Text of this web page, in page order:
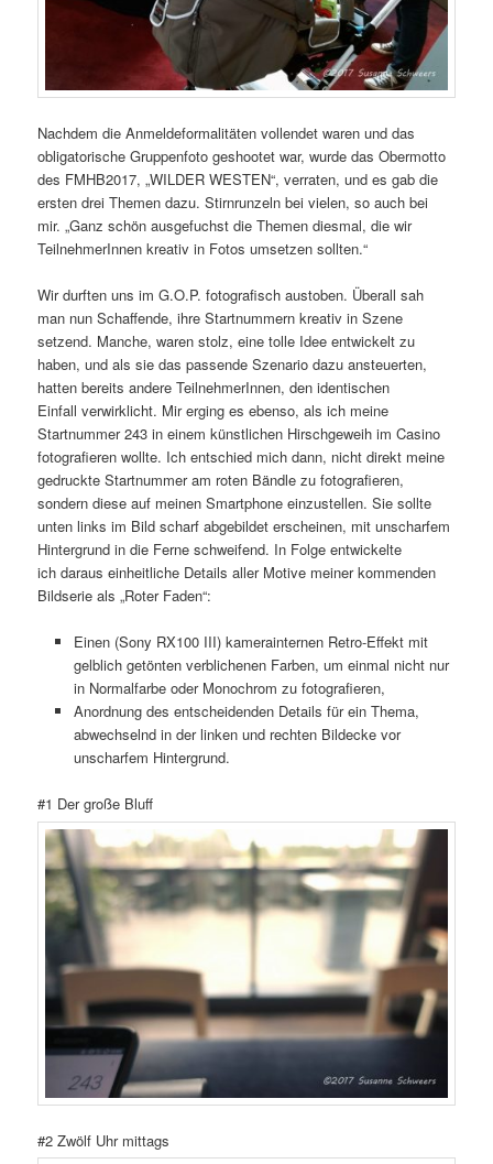
Nachdem die Anmeldeformalitäten vollendet waren und das
obligatorische Gruppenfoto geshootet war, wurde das Obermotto
des FMHB2017, „WILDER WESTEN“, verraten, und es gab die
ersten drei Themen dazu. Stirnrunzeln bei vielen, so auch bei
mir. „Ganz schön ausgefuchst die Themen diesmal, die wir
TeilnehmerInnen kreativ in Fotos umsetzen sollten.“
Wir durften uns im G.O.P. fotografisch austoben. Überall sah
man nun Schaffende, ihre Startnummern kreativ in Szene
setzend. Manche, waren stolz, eine tolle Idee entwickelt zu
haben, und als sie das passende Szenario dazu ansteuerten,
hatten bereits andere TeilnehmerInnen, den identischen
Einfall verwirklicht. Mir erging es ebenso, als ich meine
Startnummer 243 in einem künstlichen Hirschgeweih im Casino
fotografieren wollte. Ich entschied mich dann, nicht direkt meine
gedruckte Startnummer am roten Bändle zu fotografieren,
sondern diese auf meinen Smartphone einzustellen. Sie sollte
unten links im Bild scharf abgebildet erscheinen, mit unscharfem
Hintergrund in die Ferne schweifend. In Folge entwickelte
ich daraus einheitliche Details aller Motive meiner kommenden
Bildserie als „Roter Faden“:
Einen (Sony RX100 III) kamerainternen Retro-Effekt mit
gelblich getönten verblichenen Farben, um einmal nicht nur
in Normalfarbe oder Monochrom zu fotografieren,
Anordnung des entscheidenden Details für ein Thema,
abwechselnd in der linken und rechten Bildecke vor
unscharfem Hintergrund.
#1 Der große Bluff
#2 Zwölf Uhr mittags